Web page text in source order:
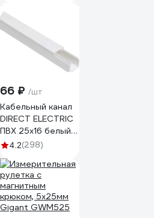
установки, с
заземлением, с
крышкой, IP54,
ERS12-K03-16-54-
66 ₽ /шт
Кабельный канал
DIRECT ELECTRIC
ПВХ 25x16 белый
DE19722026
4.2(298)